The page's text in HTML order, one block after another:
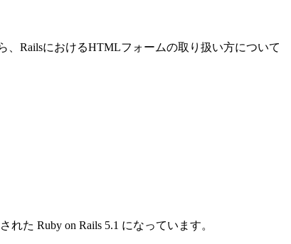
、RailsにおけるHTMLフォームの取り扱い方について
た Ruby on Rails 5.1 になっています。